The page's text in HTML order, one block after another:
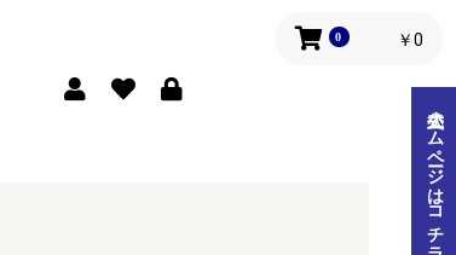
0 ￥0
公式ホームページはコチラ